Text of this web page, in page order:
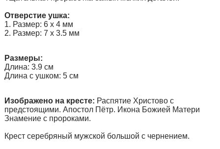
Отверстие ушка:
1. Размер: 6 х 4 мм
2. Размер: 7 х 3.5 мм
Размеры:
Длина: 3.9 см
Длина с ушком: 5 см
Изображено на кресте: Распятие Христово с
предстоящими. Апостол Пётр. Икона Божией Матери
Знамение с пророками.
Крест серебряный мужской большой с чернением.